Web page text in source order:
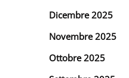
Dicembre 2025
Novembre 2025
Ottobre 2025